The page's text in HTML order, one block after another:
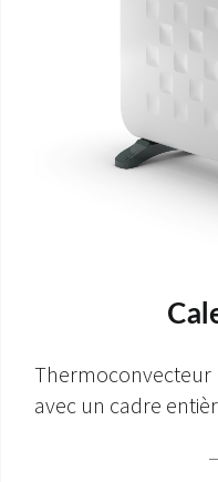
avec un cadre